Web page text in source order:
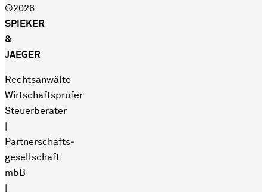
®2026
SPIEKER
&
JAEGER
Rechtsanwälte
Wirtschaftsprüfer
Steuerberater
Partnerschafts­
gesellschaft
mbB